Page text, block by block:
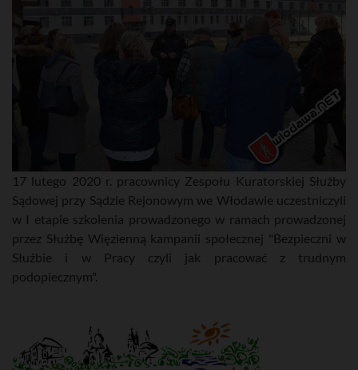
17 lutego 2020 r. pracownicy Zespołu Kuratorskiej Służby
Sądowej przy Sądzie Rejonowym we Włodawie uczestniczyli
w I etapie szkolenia prowadzonego w ramach prowadzonej
przez Służbę Więzienną kampanii społecznej "Bezpieczni w
Służbie i w Pracy czyli jak pracować z trudnym
podopiecznym".